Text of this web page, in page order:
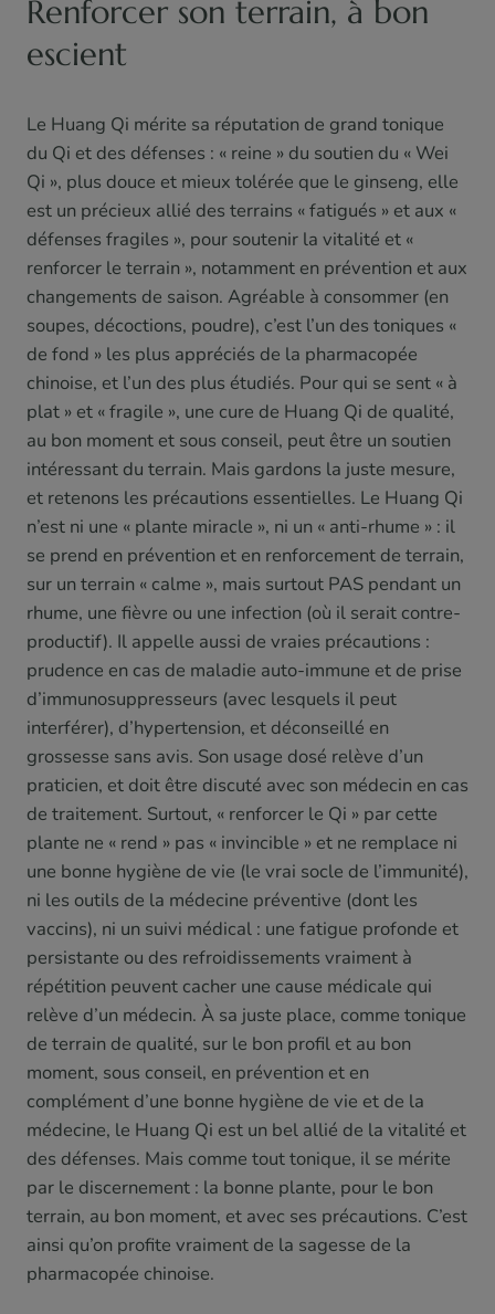
Renforcer son terrain, à bon
escient
Le Huang Qi mérite sa réputation de grand tonique
du Qi et des défenses : « reine » du soutien du « Wei
Qi », plus douce et mieux tolérée que le ginseng, elle
est un précieux allié des terrains « fatigués » et aux «
défenses fragiles », pour soutenir la vitalité et «
renforcer le terrain », notamment en prévention et aux
changements de saison. Agréable à consommer (en
soupes, décoctions, poudre), c’est l’un des toniques «
de fond » les plus appréciés de la pharmacopée
chinoise, et l’un des plus étudiés. Pour qui se sent « à
plat » et « fragile », une cure de Huang Qi de qualité,
au bon moment et sous conseil, peut être un soutien
intéressant du terrain. Mais gardons la juste mesure,
et retenons les précautions essentielles. Le Huang Qi
n’est ni une « plante miracle », ni un « anti-rhume » : il
se prend en prévention et en renforcement de terrain,
sur un terrain « calme », mais surtout PAS pendant un
rhume, une fièvre ou une infection (où il serait contre-
productif). Il appelle aussi de vraies précautions :
prudence en cas de maladie auto-immune et de prise
d’immunosuppresseurs (avec lesquels il peut
interférer), d’hypertension, et déconseillé en
grossesse sans avis. Son usage dosé relève d’un
praticien, et doit être discuté avec son médecin en cas
de traitement. Surtout, « renforcer le Qi » par cette
plante ne « rend » pas « invincible » et ne remplace ni
une bonne hygiène de vie (le vrai socle de l’immunité),
ni les outils de la médecine préventive (dont les
vaccins), ni un suivi médical : une fatigue profonde et
persistante ou des refroidissements vraiment à
répétition peuvent cacher une cause médicale qui
relève d’un médecin. À sa juste place, comme tonique
de terrain de qualité, sur le bon profil et au bon
moment, sous conseil, en prévention et en
complément d’une bonne hygiène de vie et de la
médecine, le Huang Qi est un bel allié de la vitalité et
des défenses. Mais comme tout tonique, il se mérite
par le discernement : la bonne plante, pour le bon
terrain, au bon moment, et avec ses précautions. C’est
ainsi qu’on profite vraiment de la sagesse de la
pharmacopée chinoise.